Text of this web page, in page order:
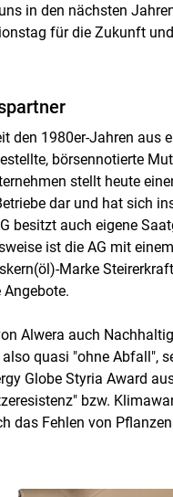
in den nächsten
für die Zukunft
den 1980er-Jahren aus
börsennotierte
stellt heute
dar und hat sich
besitzt auch eigene
ist die AG mit
Marke
Alwera auch
quasi "ohne Abfall",
Globe Styria Award
bzw.
das Fehlen von